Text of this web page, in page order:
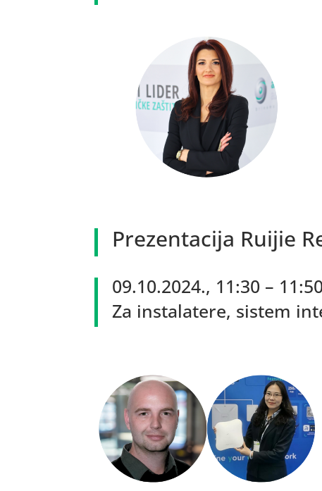
Prezentacija Ruijie
09.10.2024., 11:30 –
Za instalatere, sistem